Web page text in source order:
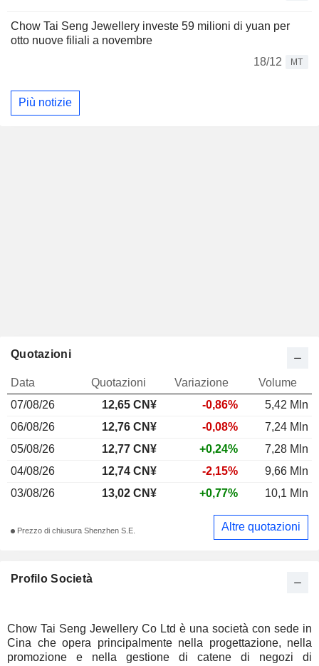
Chow Tai Seng Jewellery investe 59 milioni di yuan per
otto nuove filiali a novembre
18/12
MT
Più notizie
Profilo Società
Chow Tai Seng Jewellery Co Ltd è una società con sede in
Cina che opera principalmente nella progettazione, nella
promozione e nella gestione di catene di negozi di
Quotazioni
Data Quotazioni Variazione
Volume
07/08/26
12,65 CN¥ -0,86%
5,42 Mln
06/08/26
12,76 CN¥ -0,08%
7,24 Mln
05/08/26
12,77 CN¥ +0,24%
7,28 Mln
04/08/26
12,74 CN¥ -2,15%
9,66 Mln
03/08/26
13,02 CN¥ +0,77% 10,1 Mln
Prezzo di chiusura Shenzhen S.E. Altre quotazioni